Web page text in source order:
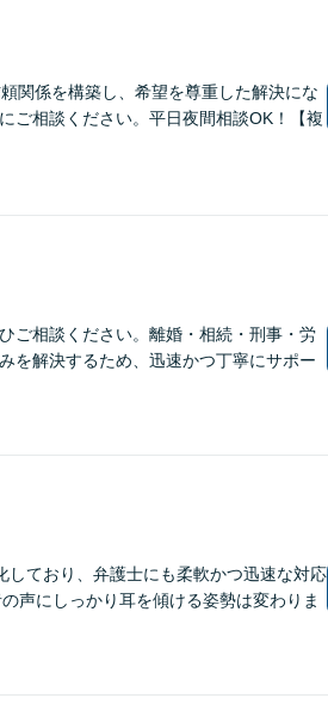
関係を構築し、希望を尊重した解決にな
ご相談ください。平日夜間相談OK！【複
ご相談ください。離婚・相続・刑事・労
を解決するため、迅速かつ丁寧にサポー
しており、弁護士にも柔軟かつ迅速な対応
声にしっかり耳を傾ける姿勢は変わりま